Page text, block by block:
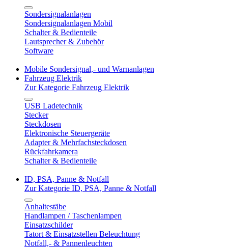
Sondersignalanlagen
Sondersignalanlagen Mobil
Schalter & Bedienteile
Lautsprecher & Zubehör
Software
Mobile Sondersignal,- und Warnanlagen
Fahrzeug Elektrik
Zur Kategorie Fahrzeug Elektrik
USB Ladetechnik
Stecker
Steckdosen
Elektronische Steuergeräte
Adapter & Mehrfachsteckdosen
Rückfahrkamera
Schalter & Bedienteile
ID, PSA, Panne & Notfall
Zur Kategorie ID, PSA, Panne & Notfall
Anhaltestäbe
Handlampen / Taschenlampen
Einsatzschilder
Tatort & Einsatzstellen Beleuchtung
Notfall,- & Pannenleuchten